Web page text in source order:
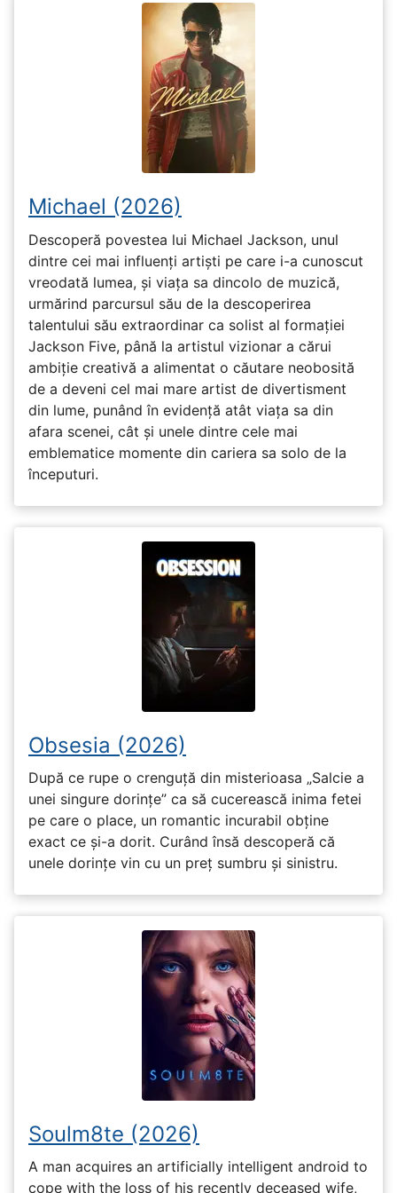
Michael (2026)
Descoperă povestea lui Michael Jackson, unul
dintre cei mai influenți artiști pe care i-a cunoscut
vreodată lumea, și viața sa dincolo de muzică,
urmărind parcursul său de la descoperirea
talentului său extraordinar ca solist al formației
Jackson Five, până la artistul vizionar a cărui
ambiție creativă a alimentat o căutare neobosită
de a deveni cel mai mare artist de divertisment
din lume, punând în evidență atât viața sa din
afara scenei, cât și unele dintre cele mai
emblematice momente din cariera sa solo de la
începuturi.
Obsesia (2026)
După ce rupe o crenguță din misterioasa „Salcie a
unei singure dorințe” ca să cucerească inima fetei
pe care o place, un romantic incurabil obține
exact ce și-a dorit. Curând însă descoperă că
unele dorințe vin cu un preț sumbru și sinistru.
Soulm8te (2026)
A man acquires an artificially intelligent android to
cope with the loss of his recently deceased wife,